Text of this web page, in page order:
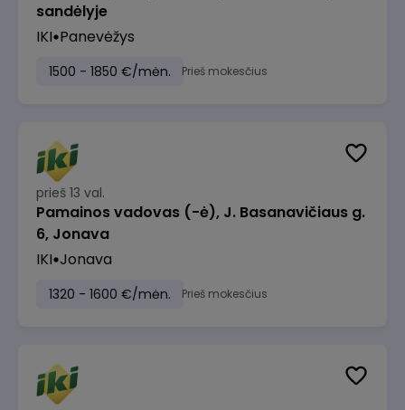
sandėlyje
IKI Panevėžys
1500 - 1850 €/mėn. Prieš mokesčius
prieš 13 val.
Pamainos vadovas (-ė), J. Basanavičiaus g.
6, Jonava
IKI Jonava
1320 - 1600 €/mėn. Prieš mokesčius